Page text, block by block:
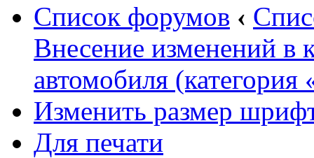
Список форумов ‹
Внесение изменений в
автомобиля (категория
Изменить размер
Для печати